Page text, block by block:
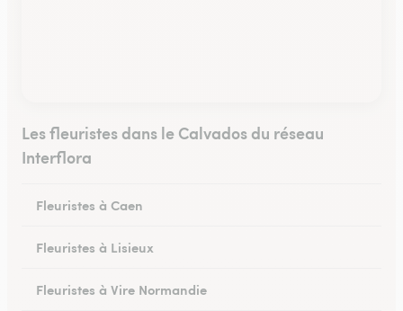
Les fleuristes dans le Calvados du réseau
Interflora
Fleuristes à Caen
Fleuristes à Lisieux
Fleuristes à Vire Normandie